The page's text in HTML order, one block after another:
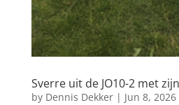
Sverre uit de JO10-2 met
by Dennis Dekker| Jun 8, 2026